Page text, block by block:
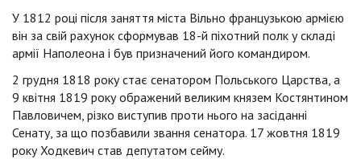
У 1812 році після заняття міста Вільно французькою армією
він за свій рахунок сформував 18-й піхотний полк у складі
армії Наполеона і був призначений його командиром.
2 грудня 1818 року стає сенатором Польського Царства, а
9 квітня 1819 року ображений великим князем Костянтином
Павловичем, різко виступив проти нього на засіданні
Сенату, за що позбавили звання сенатора. 17 жовтня 1819
року Ходкевич став депутатом сейму.